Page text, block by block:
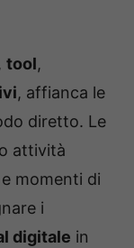
, tool,
, affianca le
diretto. Le
attività
momenti di
i
digitale in